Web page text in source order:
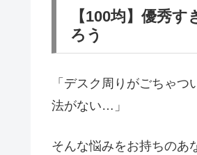
【100均】優秀
ろう
「デスク周りがごちゃ
法がない…」
そんな悩みをお持ちのあ